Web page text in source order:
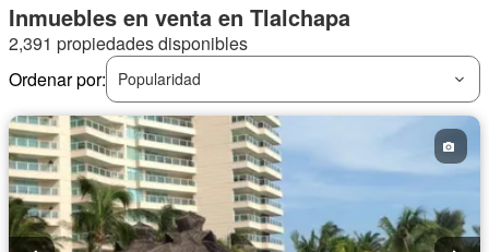
Inmuebles en venta en Tlalchapa
2,391 propiedades disponibles
Ordenar por:
Popularidad